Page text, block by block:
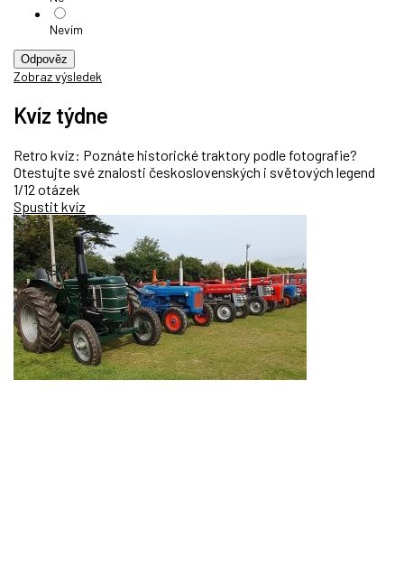
Nevím
Odpověz
Zobraz výsledek
Kvíz týdne
Retro kvíz: Poznáte historické traktory podle fotografie?
Otestujte své znalosti československých i světových legend
1/12 otázek
Spustit kvíz